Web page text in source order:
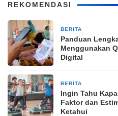
REKOMENDASI
BERITA
Panduan
Menggunakan
Digital
BERITA
Ingin Tahu
Faktor dan
Ketahui